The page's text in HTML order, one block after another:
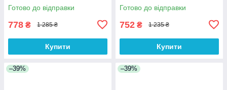
Готово до відправки
778 ₴ 1 285 ₴
Купити
Готово до відправки
752 ₴ 1 235 ₴
Купити
–39% –39%